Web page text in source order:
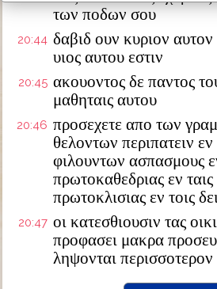
των ποδων σου
20:44 δαβιδ ουν κυριον
υιος αυτου εστιν
20:45 ακουοντος δε παντος
μαθηταις αυτου
20:46 προσεχετε απο των
θελοντων περιπατειν εν
φιλουντων ασπασμους
πρωτοκαθεδριας εν
πρωτοκλισιας εν τοις
20:47 οι κατεσθιουσιν τας
προφασει μακρα
ληψονται περισσοτερον